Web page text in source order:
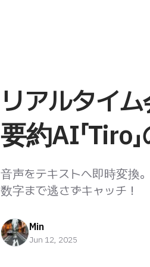
リアルタイ
要約AI「Tiro
音声をテキストへ即時変換
数字まで逃さずキャッチ！
Min
Jun 12, 2025